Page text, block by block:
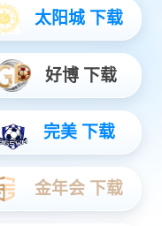
所